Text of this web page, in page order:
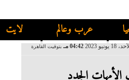
عرب وعالم لايت
الأحد، 18 يونيو 2023 04:42 مـ بتوقيت القاهرة